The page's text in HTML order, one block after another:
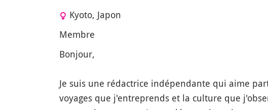
Kyoto, Japon
Membre
Bonjour,
Je suis une rédactrice indépendante qui aime
voyages que j'entreprends et la culture que